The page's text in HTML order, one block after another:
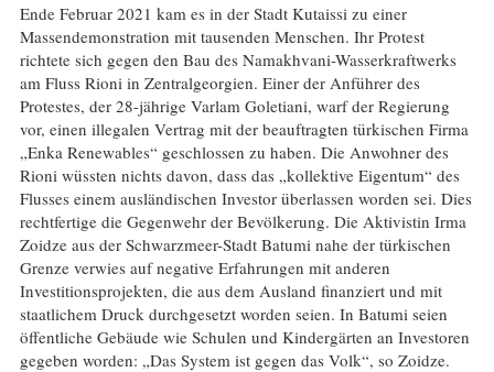
Ende Februar 2021 kam es in der Stadt Kutaissi zu einer
Massendemonstration mit tausenden Menschen. Ihr Protest
richtete sich gegen den Bau des Namakhvani-Wasserkraftwerks
am Fluss Rioni in Zentralgeorgien. Einer der Anführer des
Protestes, der 28-jährige Varlam Goletiani, warf der Regierung
vor, einen illegalen Vertrag mit der beauftragten türkischen Firma
„Enka Renewables“ geschlossen zu haben. Die Anwohner des
Rioni wüssten nichts davon, dass das „kollektive Eigentum“ des
Flusses einem ausländischen Investor überlassen worden sei. Dies
rechtfertige die Gegenwehr der Bevölkerung. Die Aktivistin Irma
Zoidze aus der Schwarzmeer-Stadt Batumi nahe der türkischen
Grenze verwies auf negative Erfahrungen mit anderen
Investitionsprojekten, die aus dem Ausland finanziert und mit
staatlichem Druck durchgesetzt worden seien. In Batumi seien
öffentliche Gebäude wie Schulen und Kindergärten an Investoren
gegeben worden: „Das System ist gegen das Volk“, so Zoidze.